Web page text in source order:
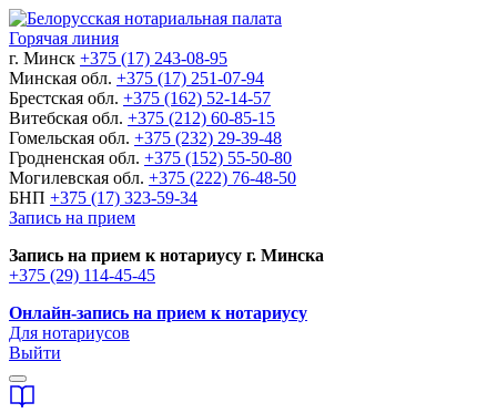
Горячая линия
г. Минск +375 (17) 243-08-95
Минская обл. +375 (17) 251-07-94
Брестская обл. +375 (162) 52-14-57
Витебская обл. +375 (212) 60-85-15
Гомельская обл. +375 (232) 29-39-48
Гродненская обл. +375 (152) 55-50-80
Могилевская обл. +375 (222) 76-48-50
БНП +375 (17) 323-59-34
Запись на прием
Запись на прием к нотариусу г. Минска
+375 (29) 114-45-45
Онлайн-запись на прием к нотариусу
Для нотариусов
Выйти